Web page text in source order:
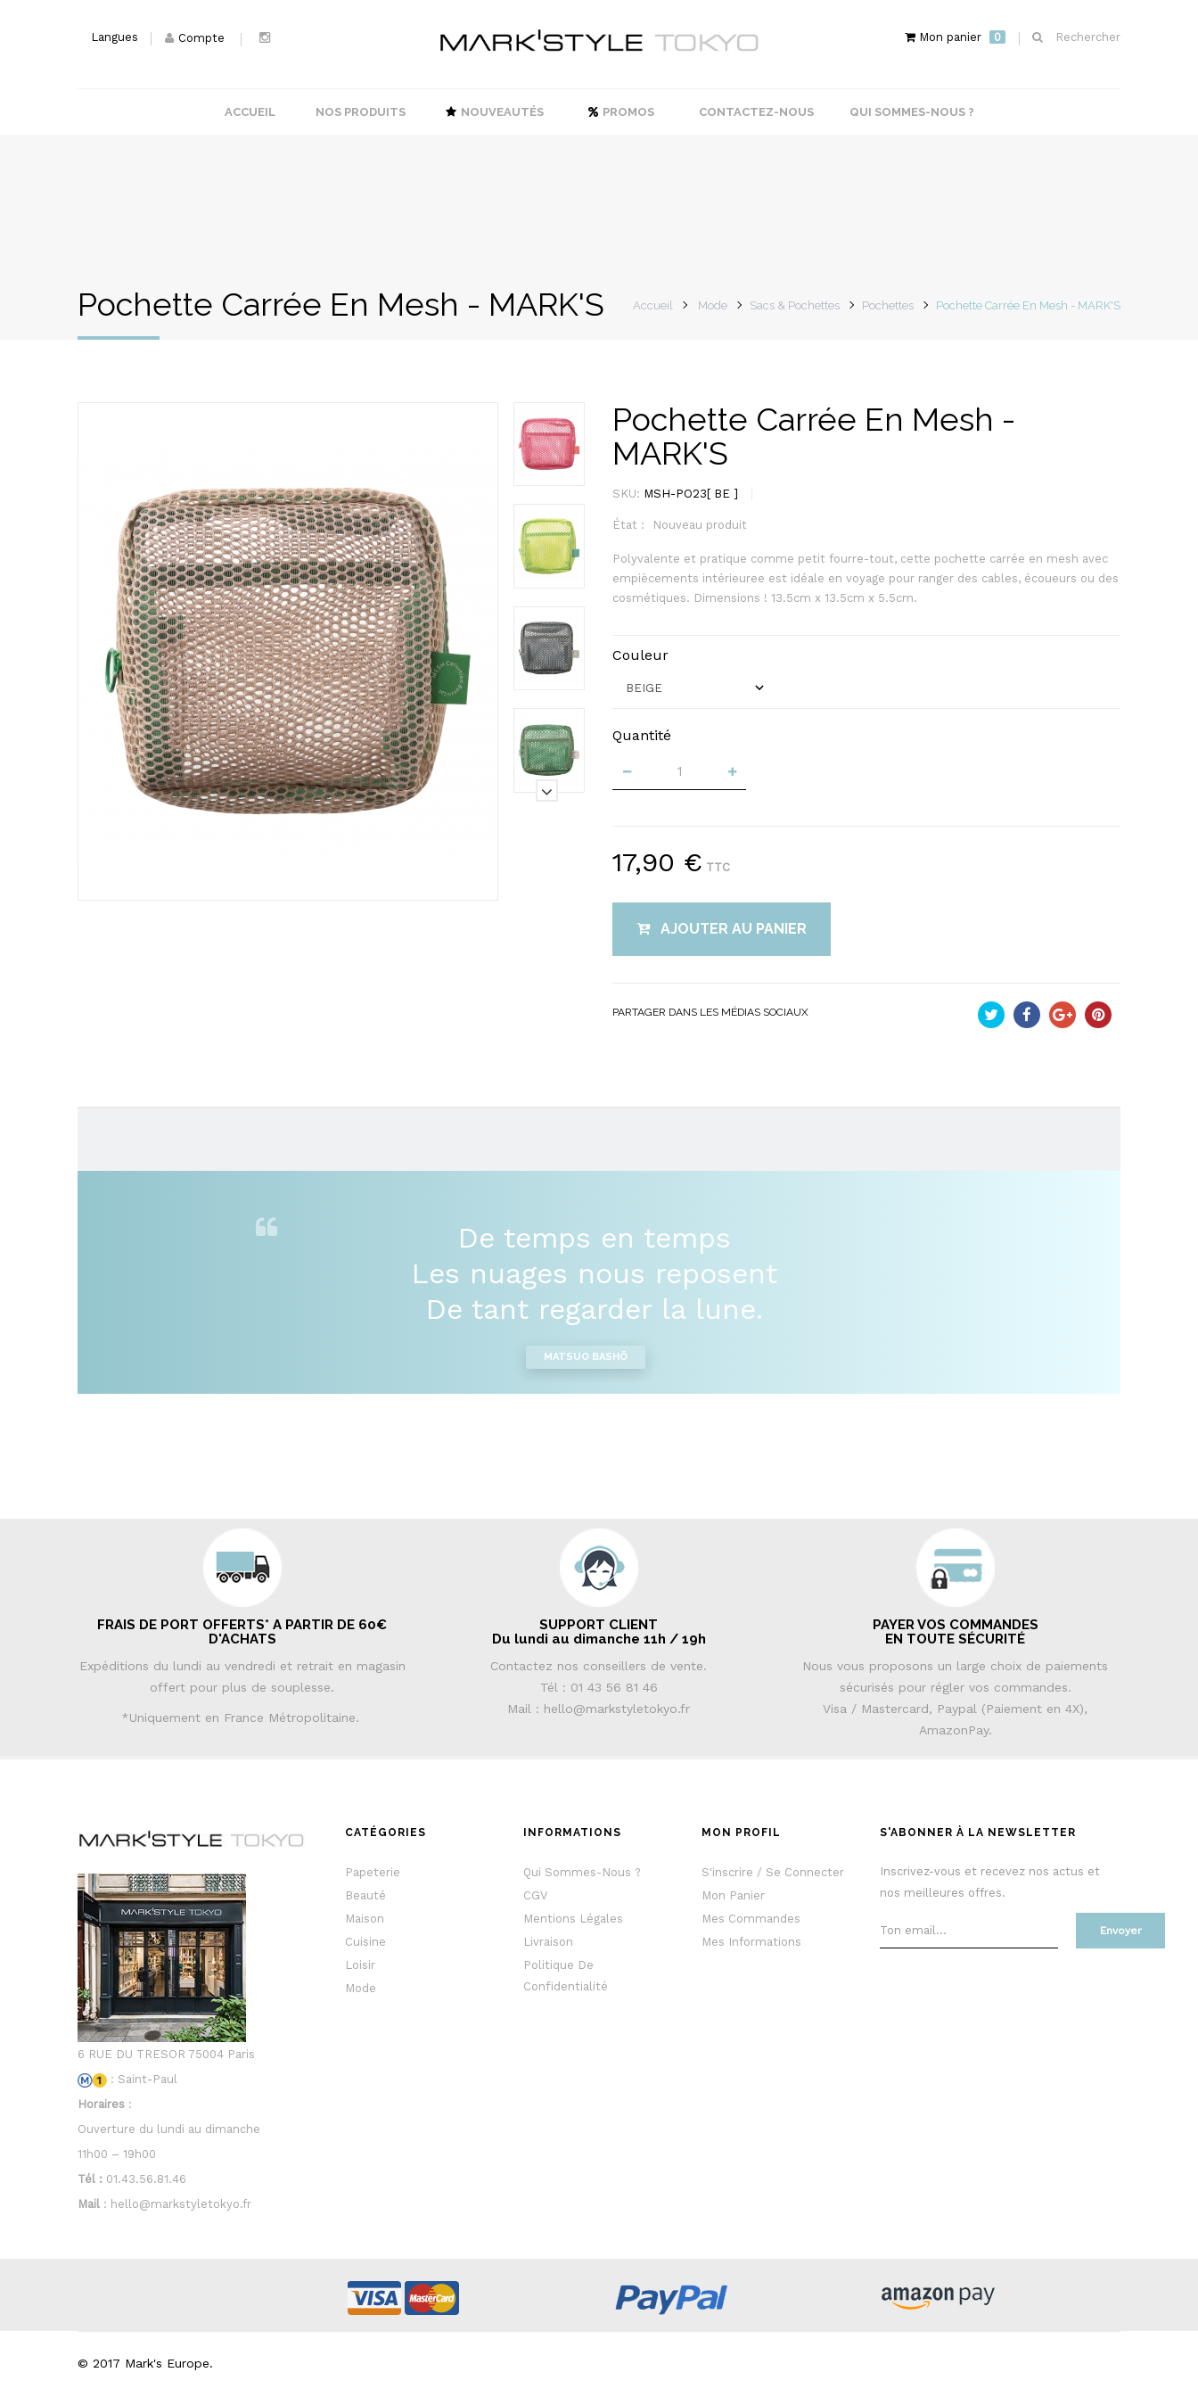
Langues Compte Rechercher
Mon panier 0
ACCUEIL NOS PRODUITS NOUVEAUTÉS PROMOS CONTACTEZ-NOUS QUI SOMMES-NOUS ?
Pochette Carrée En Mesh - MARK'S Accueil Mode Sacs & Pochettes Pochettes Pochette Carrée En Mesh - MARK'S
Pochette Carrée En Mesh -
MARK'S
SKU: MSH-PO23[ BE ]
État : Nouveau produit
Polyvalente et pratique comme petit fourre-tout, cette pochette carrée en mesh avec
empiècements intérieuree est idéale en voyage pour ranger des cables, écoueurs ou des
cosmétiques. Dimensions ! 13.5cm x 13.5cm x 5.5cm.
Couleur
Quantité
17,90 € TTC
AJOUTER AU PANIER
PARTAGER DANS LES MÉDIAS SOCIAUX
De temps en temps
Les nuages nous reposent
De tant regarder la lune.
MATSUO BASHÕ
FRAIS DE PORT OFFERTS* A PARTIR DE 60€
D'ACHATS
Expéditions du lundi au vendredi et retrait en magasin
offert pour plus de souplesse.
*Uniquement en France Métropolitaine.
SUPPORT CLIENT
Du lundi au dimanche 11h / 19h
Contactez nos conseillers de vente.
Tél : 01 43 56 81 46
Mail : hello@markstyletokyo.fr
PAYER VOS COMMANDES
EN TOUTE SÉCURITÉ
Nous vous proposons un large choix de paiements
sécurisés pour régler vos commandes.
Visa / Mastercard, Paypal (Paiement en 4X),
AmazonPay.
6 RUE DU TRESOR 75004 Paris
: Saint-Paul
Horaires :
Ouverture du lundi au dimanche
11h00 – 19h00
Tél : 01.43.56.81.46
Mail : hello@markstyletokyo.fr
CATÉGORIES
Papeterie
Beauté
Maison
Cuisine
Loisir
Mode
INFORMATIONS
Qui Sommes-Nous ?
CGV
Mentions Légales
Livraison
Politique De
Confidentialité
MON PROFIL
S'inscrire / Se Connecter
Mon Panier
Mes Commandes
Mes Informations
S'ABONNER À LA NEWSLETTER
Inscrivez-vous et recevez nos actus et
nos meilleures offres.
Envoyer
© 2017 Mark's Europe.